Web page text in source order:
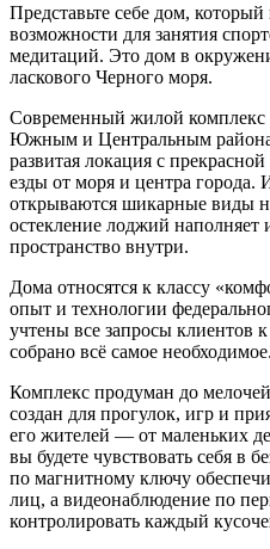
Представьте себе дом,
возможности для занятия
медитаций. Это дом в
ласкового Черного моря.
Современный жилой комплекс
Южным и Центральным
развитая локация с
езды от моря и центра
открываются шикарные виды
остекление лоджий
пространство внутри.
Дома относятся к классу
опыт и технологии
учтены все запросы клиентов
собрано всё самое необходимое.
Комплекс продуман до
создан для прогулок, игр и
его жителей — от маленьких
вы будете чувствовать себя в
по магнитному ключу
лиц, а видеонаблюдение по
контролировать каждый